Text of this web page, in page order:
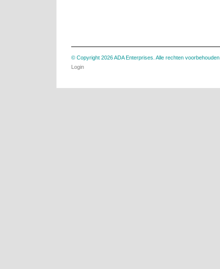
© Copyright 2026 ADA Enterprises. Alle rechten
Login